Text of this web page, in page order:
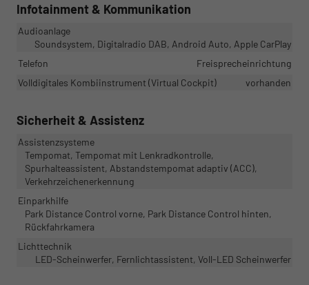
Infotainment & Kommunikation
Audioanlage
Soundsystem, Digitalradio DAB, Android Auto, Apple CarPlay
Telefon
Freisprecheinrichtung
Volldigitales Kombiinstrument (Virtual Cockpit)
vorhanden
Sicherheit & Assistenz
Assistenzsysteme
Tempomat, Tempomat mit Lenkradkontrolle,
Spurhalteassistent, Abstandstempomat adaptiv (ACC),
Verkehrzeichenerkennung
Einparkhilfe
Park Distance Control vorne, Park Distance Control hinten,
Rückfahrkamera
Lichttechnik
LED-Scheinwerfer, Fernlichtassistent, Voll-LED Scheinwerfer